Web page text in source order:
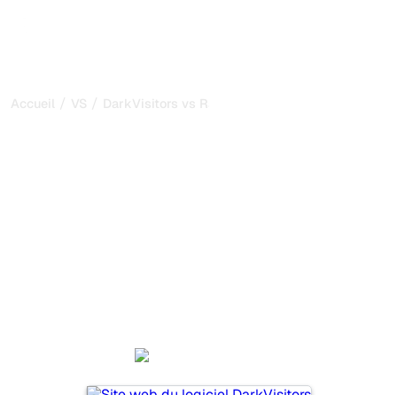
Accueil / VS / DarkVisitors vs Rankscale